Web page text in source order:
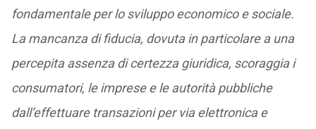
fondamentale per lo sviluppo economico e sociale.
La mancanza di fiducia, dovuta in particolare a una
percepita assenza di certezza giuridica, scoraggia i
consumatori, le imprese e le autorità pubbliche
dall’effettuare transazioni per via elettronica e